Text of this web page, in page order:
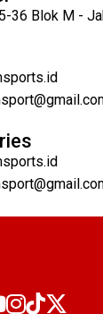
36 Blok M -